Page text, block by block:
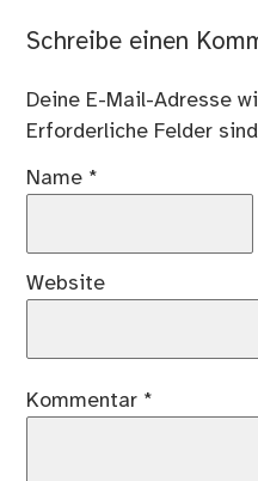
Schreibe einen
Deine E-Mail-Adresse
Erforderliche Felder
Name *
Website
Kommentar *